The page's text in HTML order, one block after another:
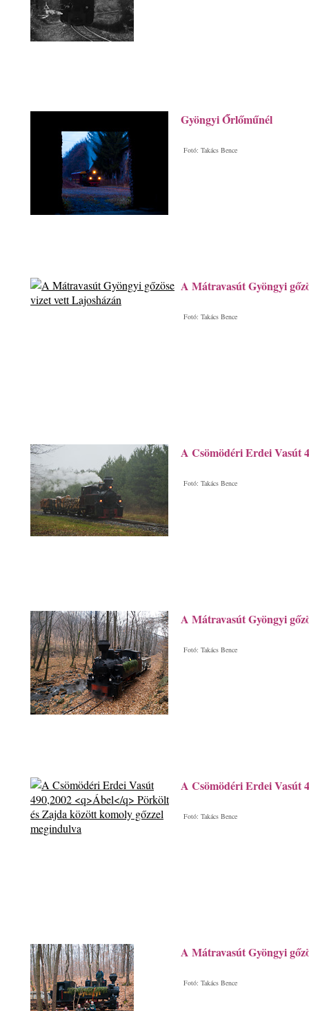
Gyöngyi Őrlőműnél
Fotó: Takács Bence
A Mátravasút Gyöngyi
Fotó: Takács Bence
A Csömödéri Erdei Vasút
Fotó: Takács Bence
A Mátravasút Gyöngyi
Fotó: Takács Bence
A Csömödéri Erdei Vasút
Fotó: Takács Bence
A Mátravasút Gyöngyi
Fotó: Takács Bence